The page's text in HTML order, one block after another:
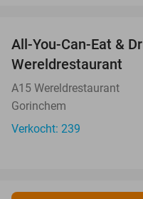
All-You-Can-Eat &
Wereldrestaurant
A15 Wereldrestaurant
Gorinchem
Verkocht: 239